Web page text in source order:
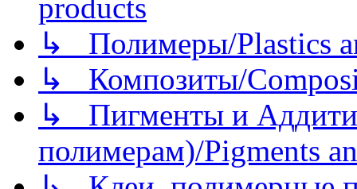
products
↳ Полимеры/Plastics
↳ Композиты/
↳ Пигменты и
полимерам)/Pigments